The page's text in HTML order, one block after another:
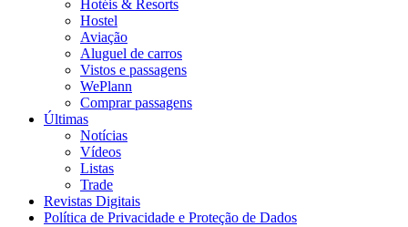
Hotéis & Resorts
Hostel
Aviação
Aluguel de carros
Vistos e passagens
WePlann
Comprar passagens
Últimas
Notícias
Vídeos
Listas
Trade
Revistas Digitais
Política de Privacidade e Proteção de Dados